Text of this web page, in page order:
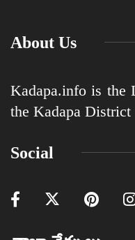
About Us
Kadapa.info is the
the Kadapa District
Social